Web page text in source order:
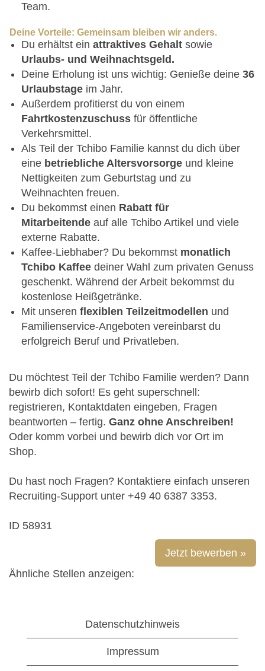
Team.
Deine Vorteile: Gemeinsam bleiben wir anders.
Du erhältst ein attraktives Gehalt sowie
Urlaubs- und Weihnachtsgeld.
Deine Erholung ist uns wichtig: Genieße deine 36
Urlaubstage im Jahr.
Außerdem profitierst du von einem
Fahrtkostenzuschuss für öffentliche
Verkehrsmittel.
Als Teil der Tchibo Familie kannst du dich über
eine betriebliche Altersvorsorge und kleine
Nettigkeiten zum Geburtstag und zu
Weihnachten freuen.
Du bekommst einen Rabatt für
Mitarbeitende auf alle Tchibo Artikel und viele
externe Rabatte.
Kaffee-Liebhaber? Du bekommst monatlich
Tchibo Kaffee deiner Wahl zum privaten Genuss
geschenkt. Während der Arbeit bekommst du
kostenlose Heißgetränke.
Mit unseren flexiblen Teilzeitmodellen und
Familienservice-Angeboten vereinbarst du
erfolgreich Beruf und Privatleben.
Du möchtest Teil der Tchibo Familie werden? Dann
bewirb dich sofort! Es geht superschnell:
registrieren, Kontaktdaten eingeben, Fragen
beantworten – fertig. Ganz ohne Anschreiben!
Oder komm vorbei und bewirb dich vor Ort im
Shop.
Du hast noch Fragen? Kontaktiere einfach unseren
Recruiting-Support unter +49 40 6387 3353.
ID 58931
Jetzt bewerben »
Ähnliche Stellen anzeigen:
Datenschutzhinweis
Impressum